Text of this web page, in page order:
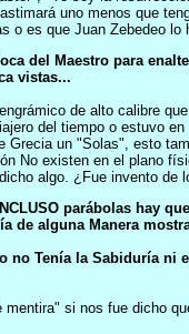
uno menos que
o es que Juan Zebedeo
del Maestro para
vistas...
de alto calibre
del tiempo o estuvo
Grecia un "Solas", esto
No existen en el plano
algo. ¿Fue invento de
parábolas hay
de alguna Manera
no Tenía la Sabiduría
si nos fue dicho